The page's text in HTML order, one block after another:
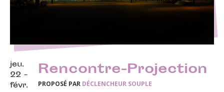
jeu.
22 -
févr.
Rencontre-Projection
PROPOSÉ PAR DÉCLENCHEUR SOUPLE